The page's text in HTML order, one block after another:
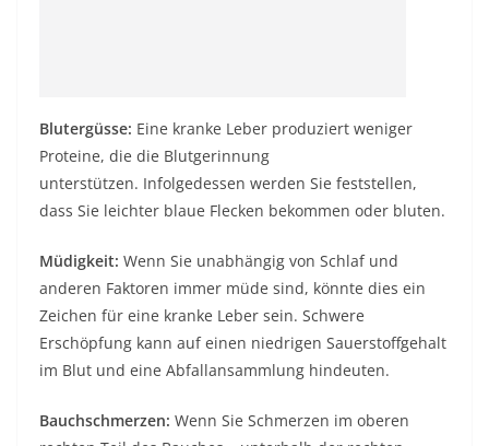
Blutergüsse: Eine kranke Leber produziert weniger
Proteine, die die Blutgerinnung
unterstützen. Infolgedessen werden Sie feststellen,
dass Sie leichter blaue Flecken bekommen oder bluten.
Müdigkeit: Wenn Sie unabhängig von Schlaf und
anderen Faktoren immer müde sind, könnte dies ein
Zeichen für eine kranke Leber sein. Schwere
Erschöpfung kann auf einen niedrigen Sauerstoffgehalt
im Blut und eine Abfallansammlung hindeuten.
Bauchschmerzen: Wenn Sie Schmerzen im oberen